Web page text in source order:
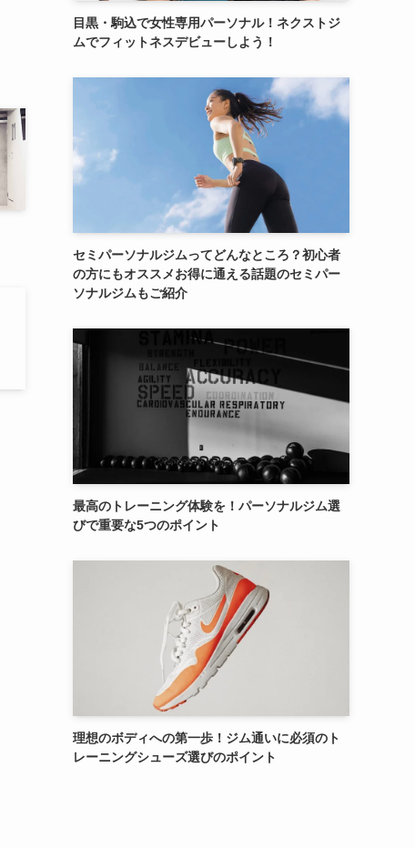
目黒・駒込で女性専用パーソナル！ネクストジ
ムでフィットネスデビューしよう！
セミパーソナルジムってどんなところ？初心者
の方にもオススメお得に通える話題のセミパー
ソナルジムもご紹介
最高のトレーニング体験を！パーソナルジム選
びで重要な5つのポイント
理想のボディへの第一歩！ジム通いに必須のト
レーニングシューズ選びのポイント